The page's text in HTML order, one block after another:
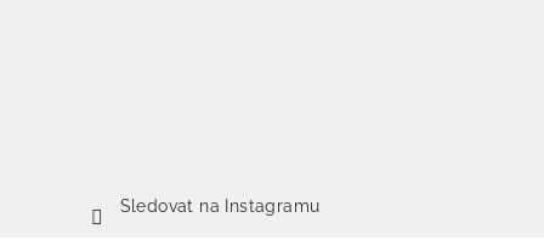
Sledovat na Instagramu